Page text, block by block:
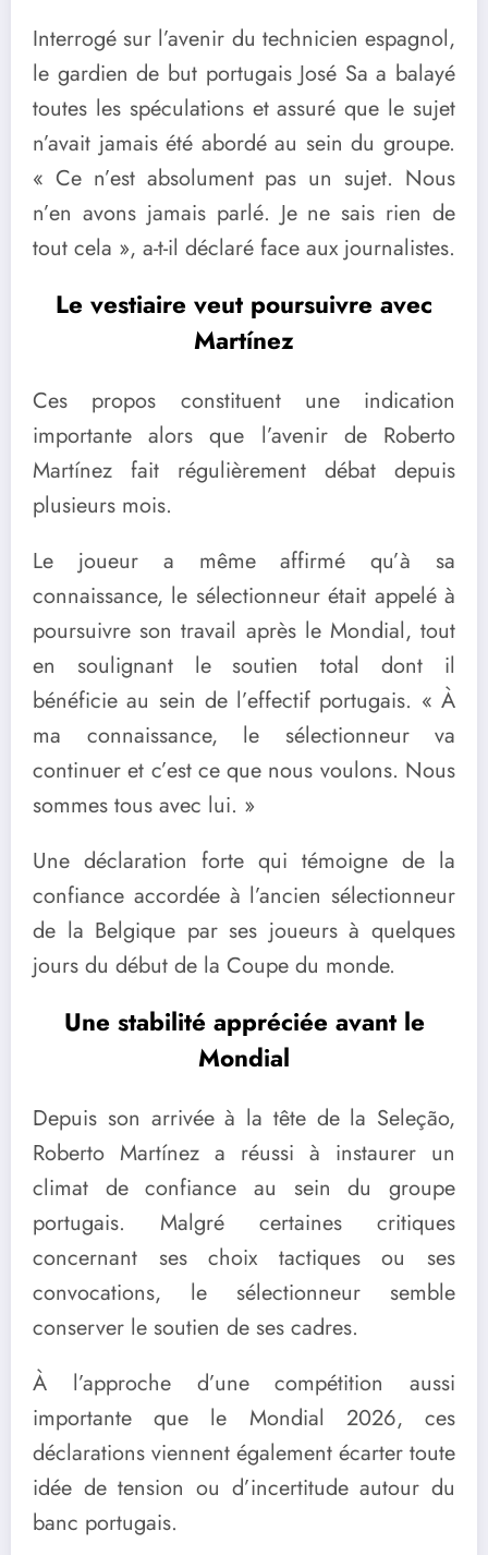
Interrogé sur l’avenir du technicien espagnol,
le gardien de but portugais José Sa a balayé
toutes les spéculations et assuré que le sujet
n’avait jamais été abordé au sein du groupe.
« Ce n’est absolument pas un sujet. Nous
n’en avons jamais parlé. Je ne sais rien de
tout cela », a-t-il déclaré face aux journalistes.
Le vestiaire veut poursuivre avec
Martínez
Ces propos constituent une indication
importante alors que l’avenir de Roberto
Martínez fait régulièrement débat depuis
plusieurs mois.
Le joueur a même affirmé qu’à sa
connaissance, le sélectionneur était appelé à
poursuivre son travail après le Mondial, tout
en soulignant le soutien total dont il
bénéficie au sein de l’effectif portugais. « À
ma connaissance, le sélectionneur va
continuer et c’est ce que nous voulons. Nous
sommes tous avec lui. »
Une déclaration forte qui témoigne de la
confiance accordée à l’ancien sélectionneur
de la Belgique par ses joueurs à quelques
jours du début de la Coupe du monde.
Une stabilité appréciée avant le
Mondial
Depuis son arrivée à la tête de la Seleção,
Roberto Martínez a réussi à instaurer un
climat de confiance au sein du groupe
portugais. Malgré certaines critiques
concernant ses choix tactiques ou ses
convocations, le sélectionneur semble
conserver le soutien de ses cadres.
À l’approche d’une compétition aussi
importante que le Mondial 2026, ces
déclarations viennent également écarter toute
idée de tension ou d’incertitude autour du
banc portugais.